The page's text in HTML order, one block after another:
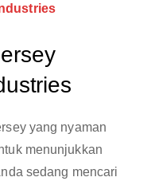
yang nyaman
menunjukkan
sedang mencari